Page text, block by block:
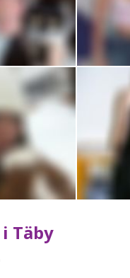
i Täby